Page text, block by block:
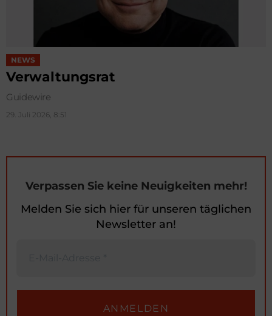
NEWS
Verwaltungsrat
Guidewire
29. Juli 2026, 8:51
Verpassen Sie keine Neuigkeiten mehr!
Melden Sie sich hier für unseren täglichen
Newsletter an!